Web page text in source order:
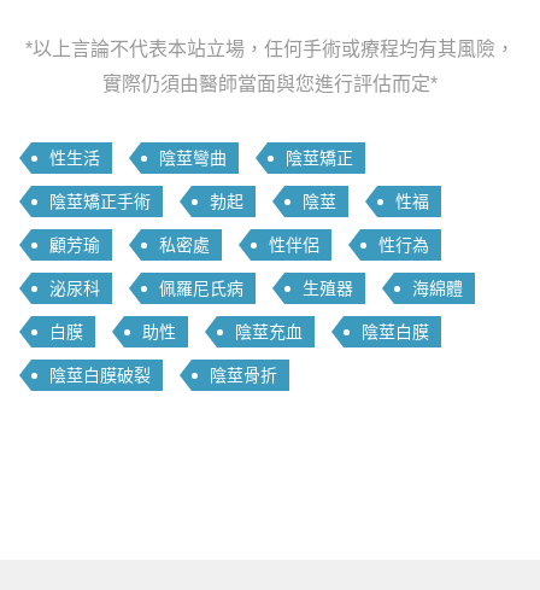
*以上言論不代表本站立場，任何手術或療程均有其風險，
實際仍須由醫師當面與您進行評估而定*
性生活 陰莖彎曲 陰莖矯正
陰莖矯正手術 勃起 陰莖 性福
顧芳瑜 私密處 性伴侶 性行為
泌尿科 佩羅尼氏病 生殖器 海綿體
白膜 助性 陰莖充血 陰莖白膜
陰莖白膜破裂 陰莖骨折